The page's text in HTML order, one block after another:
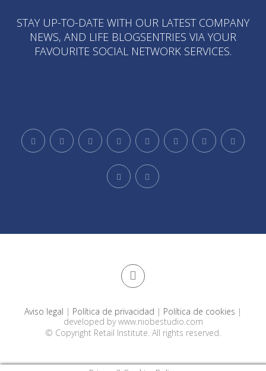
STAY UP-TO-DATE WITH OUR LATEST COMPANY
NEWS, AND LIFE BLOGSENTRIES VIA YOUR
FAVOURITE SOCIAL NETWORK SERVICES.
Aviso legal | Política de privacidad | Política de cookies |
developed bywww.niobestudio.com
© Copyright Retail Institute. All rights reserved.